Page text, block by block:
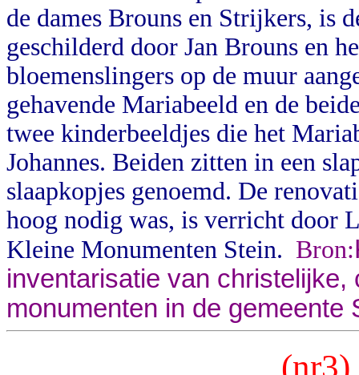
de dames Brouns en Strijkers, is
geschilderd door Jan Brouns en
bloemenslingers op de muur
gehavende Mariabeeld en de
twee kinderbeeldjes die het
Johannes. Beiden zitten in een
slaapkopjes genoemd. De
hoog nodig was, is verricht door
Kleine Monumenten Stein. Bron:
inventarisatie van
monumenten in de
(nr3)